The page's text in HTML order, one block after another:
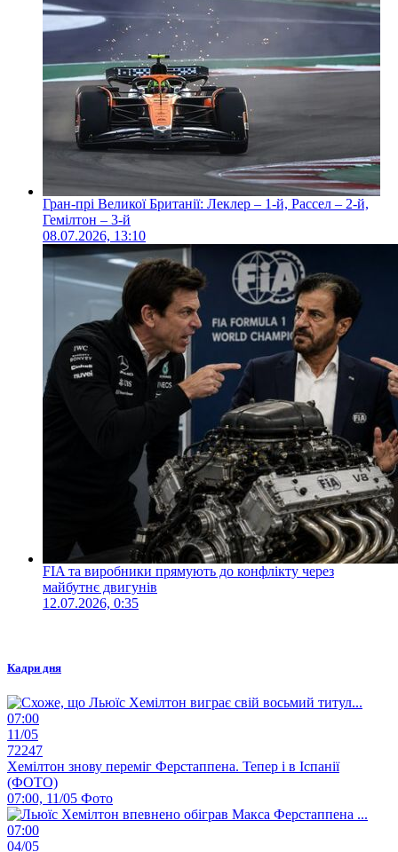
Гран-прі Великої Британії: Леклер – 1-й, Рассел – 2-й,
Гемілтон – 3-й
08.07.2026, 13:10
FIA та виробники прямують до конфлікту через
майбутнє двигунів
12.07.2026, 0:35
Кадри дня
07:00
11/05
72247
Хемілтон знову переміг Ферстаппена. Тепер і в Іспанії
(ФОТО)
07:00, 11/05 Фото
07:00
04/05